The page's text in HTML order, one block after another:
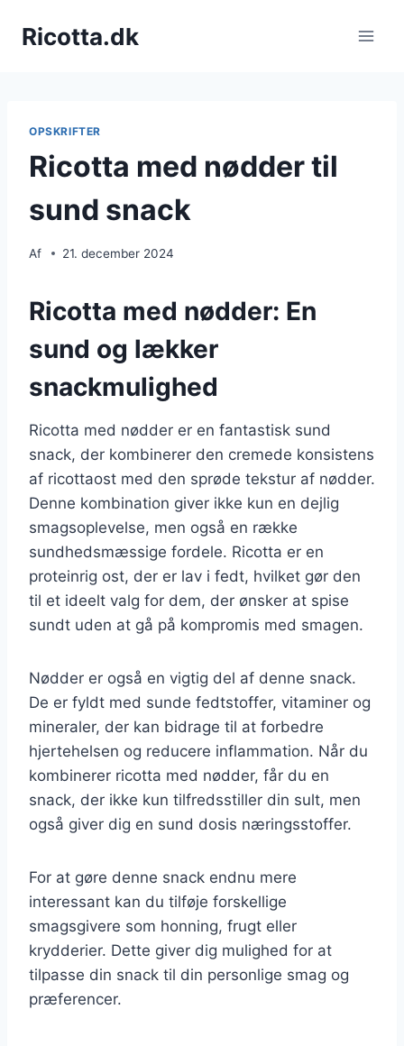
Ricotta.dk
OPSKRIFTER
Ricotta med nødder til
sund snack
Af 21. december 2024
Ricotta med nødder: En
sund og lækker
snackmulighed
Ricotta med nødder er en fantastisk sund
snack, der kombinerer den cremede konsistens
af ricottaost med den sprøde tekstur af nødder.
Denne kombination giver ikke kun en dejlig
smagsoplevelse, men også en række
sundhedsmæssige fordele. Ricotta er en
proteinrig ost, der er lav i fedt, hvilket gør den
til et ideelt valg for dem, der ønsker at spise
sundt uden at gå på kompromis med smagen.
Nødder er også en vigtig del af denne snack.
De er fyldt med sunde fedtstoffer, vitaminer og
mineraler, der kan bidrage til at forbedre
hjertehelsen og reducere inflammation. Når du
kombinerer ricotta med nødder, får du en
snack, der ikke kun tilfredsstiller din sult, men
også giver dig en sund dosis næringsstoffer.
For at gøre denne snack endnu mere
interessant kan du tilføje forskellige
smagsgivere som honning, frugt eller
krydderier. Dette giver dig mulighed for at
tilpasse din snack til din personlige smag og
præferencer.